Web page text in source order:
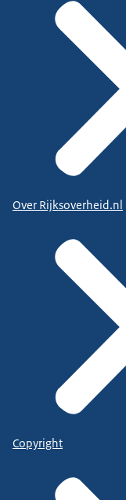
Over Rijksoverheid.nl
Copyright